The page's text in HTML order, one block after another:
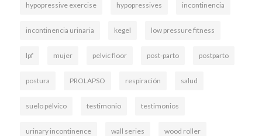
hypopressive exercise hypopressives incontinencia
incontinencia urinaria kegel low pressure fitness
lpf mujer pelvic floor post-parto postparto
postura PROLAPSO respiración salud
suelo pélvico testimonio testimonios
urinary incontinence wall series wood roller